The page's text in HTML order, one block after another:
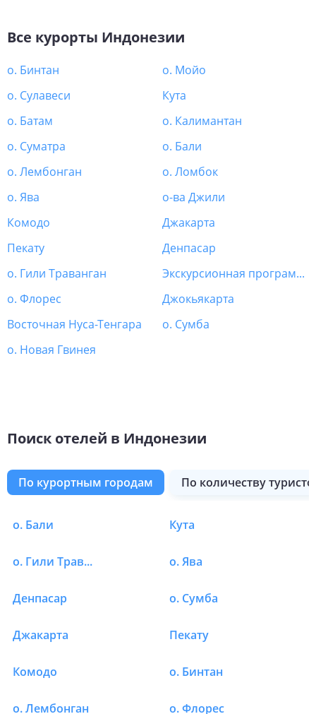
Все курорты Индонезии
о. Бинтан
о. Мойо
о. Сулавеси
Кута
о. Батам
о. Калимантан
о. Суматра
о. Бали
о. Лембонган
о. Ломбок
о. Ява
о-ва Джили
Комодо
Джакарта
Пекату
Денпасар
о. Гили Траванган
Экскурсионная программа Индонезия
о. Флорес
Джокьякарта
Восточная Нуса-Тенгара
о. Сумба
о. Новая Гвинея
Поиск отелей в Индонезии
по курортным городам по количеству
Отели в Индонезии
о. Бали Кута
о. Гили Траванган о. Ява
Денпасар о. Сумба
Джакарта Пекату
Комодо о. Бинтан
о. Лембонган о. Флорес